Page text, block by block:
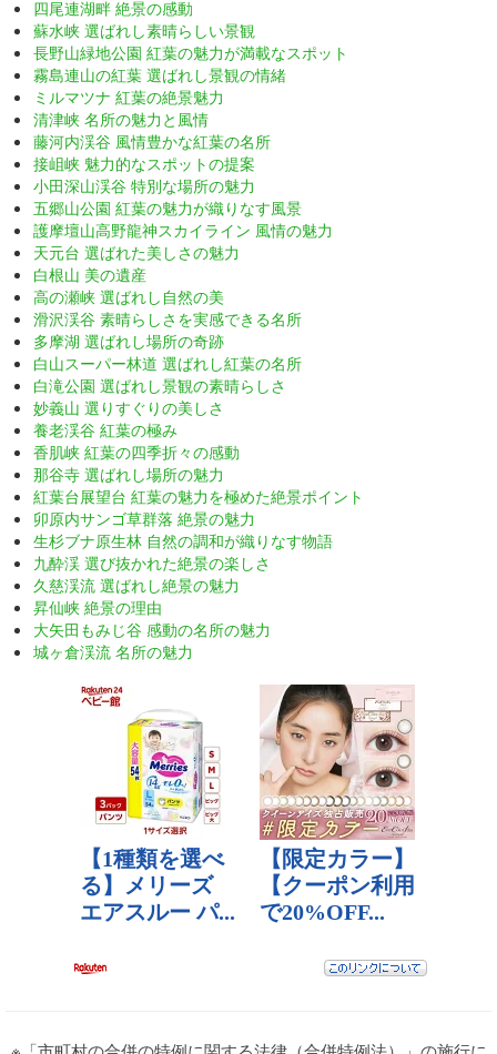
四尾連湖畔 絶景の感動
蘇水峡 選ばれし素晴らしい景観
長野山緑地公園 紅葉の魅力が満載なスポット
霧島連山の紅葉 選ばれし景観の情緒
ミルマツナ 紅葉の絶景魅力
清津峡 名所の魅力と風情
藤河内渓谷 風情豊かな紅葉の名所
接岨峡 魅力的なスポットの提案
小田深山渓谷 特別な場所の魅力
五郷山公園 紅葉の魅力が織りなす風景
護摩壇山高野龍神スカイライン 風情の魅力
天元台 選ばれた美しさの魅力
白根山 美の遺産
高の瀬峡 選ばれし自然の美
滑沢渓谷 素晴らしさを実感できる名所
多摩湖 選ばれし場所の奇跡
白山スーパー林道 選ばれし紅葉の名所
白滝公園 選ばれし景観の素晴らしさ
妙義山 選りすぐりの美しさ
養老渓谷 紅葉の極み
香肌峡 紅葉の四季折々の感動
那谷寺 選ばれし場所の魅力
紅葉台展望台 紅葉の魅力を極めた絶景ポイント
卯原内サンゴ草群落 絶景の魅力
生杉ブナ原生林 自然の調和が織りなす物語
九酔渓 選び抜かれた絶景の楽しさ
久慈渓流 選ばれし絶景の魅力
昇仙峡 絶景の理由
大矢田もみじ谷 感動の名所の魅力
城ヶ倉渓流 名所の魅力